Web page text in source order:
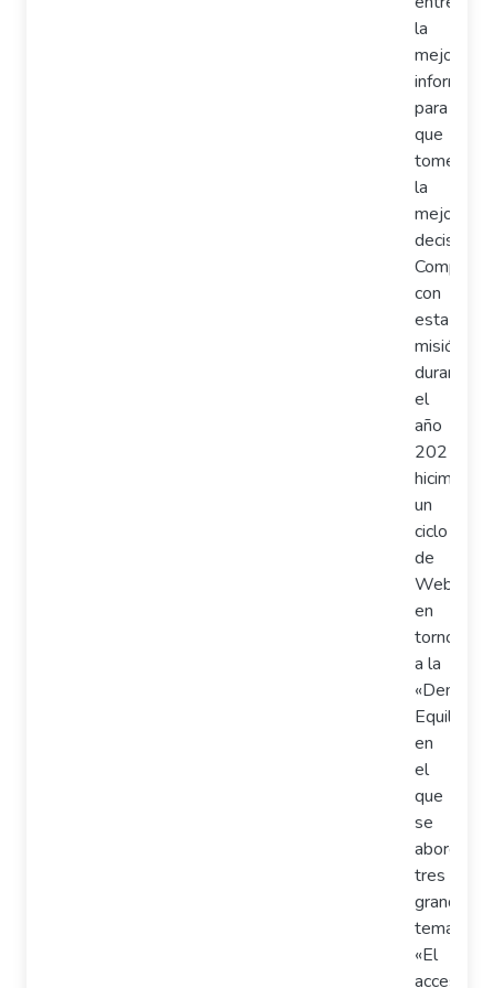
la
mejor
para
que
tomes
la
mejor
decisión.
con
esta
misión,
durante
el
año
2021
hicimos
un
ciclo
de
Webinars
en
torno
a la
«Densidad
en
el
que
se
abordaron
tres
grandes
temas:
«El
acceso